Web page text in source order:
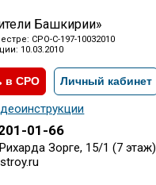
Башкирии»
СРО-С-197-10032010
10.03.2010
в СРО Личный кабинет
01-66
Зорге, 15/1 (7 этаж)